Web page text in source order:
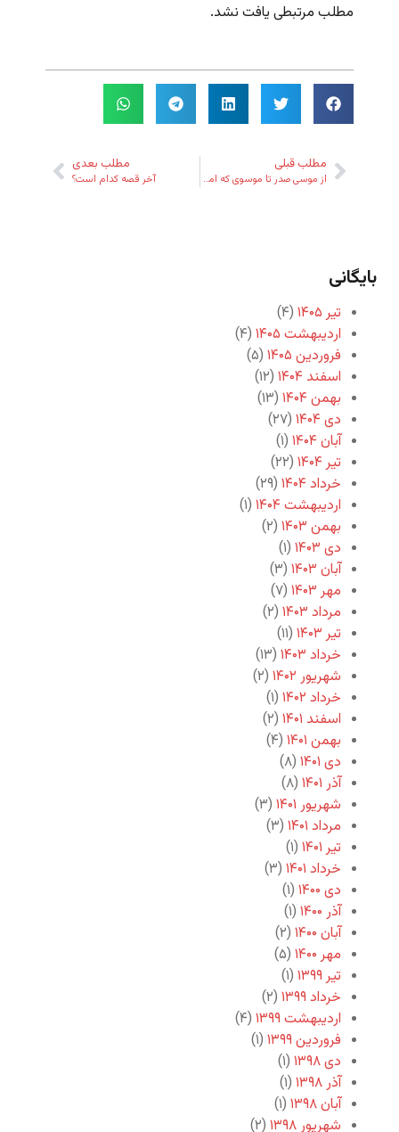
مطلب مرتبطی یافت نشد.
مطلب قبلی
از موسی صدر تا موسوی که امروز صدر مبارزه است
مطلب بعدی
آخر قصه کدام است؟
بایگانی
تیر ۱۴۰۵
(۴)
اردیبهشت ۱۴۰۵
(۴)
فروردین ۱۴۰۵
(۵)
اسفند ۱۴۰۴
(۱۲)
بهمن ۱۴۰۴
(۱۳)
دی ۱۴۰۴
(۲۷)
آبان ۱۴۰۴
(۱)
تیر ۱۴۰۴
(۲۲)
خرداد ۱۴۰۴
(۲۹)
اردیبهشت ۱۴۰۴
(۱)
بهمن ۱۴۰۳
(۲)
دی ۱۴۰۳
(۱)
آبان ۱۴۰۳
(۳)
مهر ۱۴۰۳
(۷)
مرداد ۱۴۰۳
(۲)
تیر ۱۴۰۳
(۱۱)
خرداد ۱۴۰۳
(۱۳)
شهریور ۱۴۰۲
(۲)
خرداد ۱۴۰۲
(۱)
اسفند ۱۴۰۱
(۲)
بهمن ۱۴۰۱
(۴)
دی ۱۴۰۱
(۸)
آذر ۱۴۰۱
(۸)
شهریور ۱۴۰۱
(۳)
مرداد ۱۴۰۱
(۳)
تیر ۱۴۰۱
(۱)
خرداد ۱۴۰۱
(۳)
دی ۱۴۰۰
(۱)
آذر ۱۴۰۰
(۱)
آبان ۱۴۰۰
(۲)
مهر ۱۴۰۰
(۵)
تیر ۱۳۹۹
(۱)
خرداد ۱۳۹۹
(۲)
اردیبهشت ۱۳۹۹
(۴)
فروردین ۱۳۹۹
(۱)
دی ۱۳۹۸
(۱)
آذر ۱۳۹۸
(۱)
آبان ۱۳۹۸
(۱)
شهریور ۱۳۹۸
(۲)